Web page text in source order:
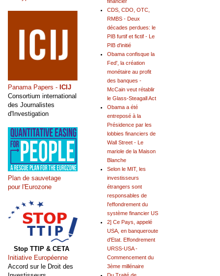
CDS, CDO, OTC,
RMBS - Deux
décades perdues: le
PIB furtif et fictif - Le
PIB d'initié
Obama confisque la
Fed', la création
monétaire au profit
des banques -
McCain veut rétablir
le Glass-Steagall Act
Obama a été
entreposé à la
Présidence par les
lobbies financiers de
Wall Street - Le
mariole de la Maison
Blanche
Selon le MIT, les
investisseurs
étrangers sont
responsables de
l'effondrement du
système financier US
2] Ce Pays, appelé
USA, en banqueroute
d'Etat. Effondrement
URSS-USA -
Commencement du
3ème millénaire
Panama Papers - ICIJ
Consortium international
des Journalistes
d'Investigation
Plan de sauvetage
pour l'Eurozone
Stop TTIP & CETA
Initiative Européenne
Accord sur le Droit des